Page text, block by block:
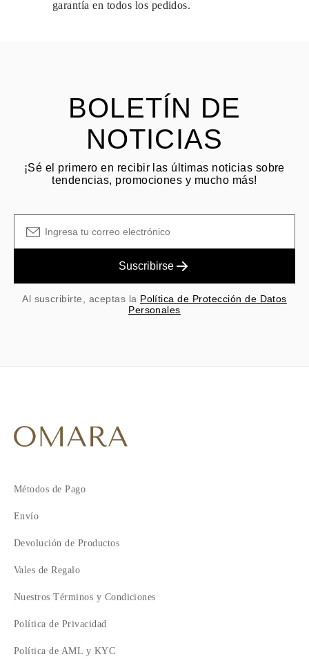
garantía en todos los pedidos.
BOLETÍN DE
NOTICIAS
¡Sé el primero en recibir las últimas noticias sobre
tendencias, promociones y mucho más!
Suscribirse
Al suscribirte, aceptas la Política de Protección de Datos
Personales
Métodos de Pago
Envío
Devolución de Productos
Vales de Regalo
Nuestros Términos y Condiciones
Política de Privacidad
Política de AML y KYC